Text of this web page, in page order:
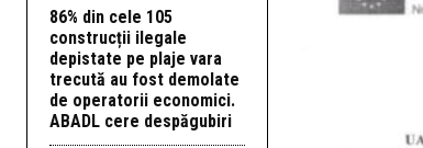
86% din cele 105
construcții ilegale
depistate pe plaje vara
trecută au fost demolate
de operatorii economici.
ABADL cere despăgubiri